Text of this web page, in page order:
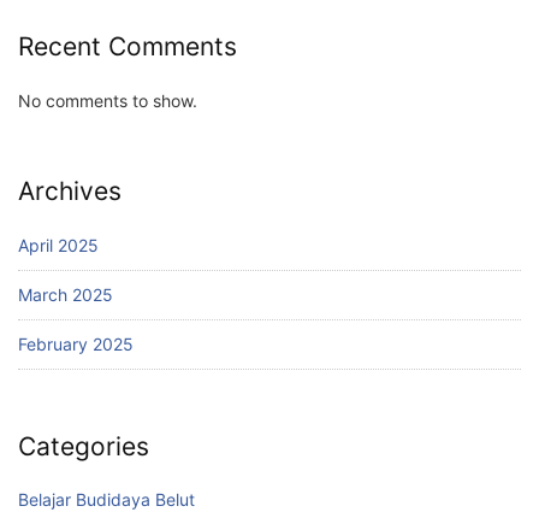
Recent Comments
No comments to show.
Archives
April 2025
March 2025
February 2025
Categories
Belajar Budidaya Belut